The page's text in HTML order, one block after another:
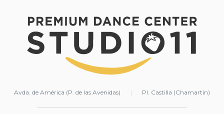
Avda. de América (P. de las Avenidas) | Pl. Castilla (Chamartín)